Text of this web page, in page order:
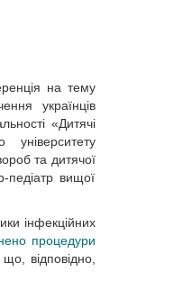
на тему
українців
«Дитячі
та дитячої
педіатр вищої
інфекційних
процедури
відповідно,